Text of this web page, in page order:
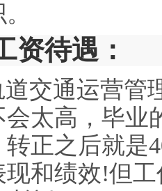
待遇：
通运营管
太高，毕业
转正之后就是
和绩效!但